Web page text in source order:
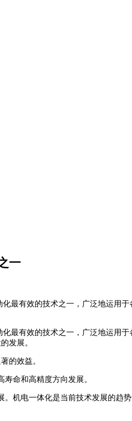
一
最有效的技术之一，广泛地运用
最有效的技术之一，广泛地运用
发展。
的效益。
命和高精度方向发展。
机电一体化是当前技术发展的